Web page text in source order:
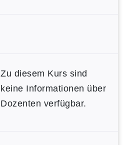
Zu diesem Kurs sind
keine Informationen über
Dozenten verfügbar.